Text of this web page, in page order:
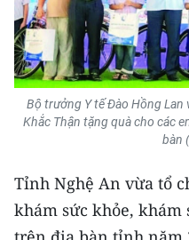
THỜI NAY
NHÂN DÂN CUỐI TUẦN
NHÂN DÂN HẰNG
ĐỌC BÁO IN
Bộ trưởng Y tế Đào Hồng Lan
Khắc Thận tặng quà cho các
bàn
Tỉnh Nghệ An vừa tổ
khám sức khỏe, khám